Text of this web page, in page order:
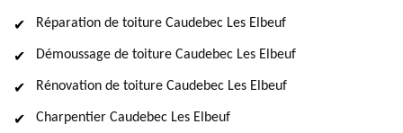
Réparation de toiture Caudebec Les Elbeuf
Démoussage de toiture Caudebec Les Elbeuf
Rénovation de toiture Caudebec Les Elbeuf
Charpentier Caudebec Les Elbeuf